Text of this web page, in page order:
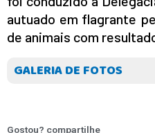
autuado em flagrante
de animais com
GALERIA DE FOTOS
Gostou? compartilhe